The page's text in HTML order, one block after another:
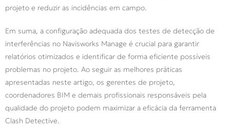
projeto e reduzir as incidências em campo.
Em suma, a configuração adequada dos testes de detecção de
interferências no Navisworks Manage é crucial para garantir
relatórios otimizados e identificar de forma eficiente possíveis
problemas no projeto. Ao seguir as melhores práticas
apresentadas neste artigo, os gerentes de projeto,
coordenadores BIM e demais profissionais responsáveis pela
qualidade do projeto podem maximizar a eficácia da ferramenta
Clash Detective.